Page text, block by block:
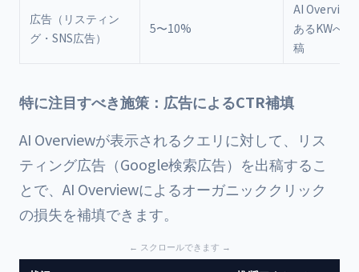
広告（リスティン
グ・SNS広告）
5〜10%
AI Overview
あるKWへの
稿
特に注目すべき施策：広告によるCTR補填
AI Overviewが表示されるクエリに対して、リス
ティング広告（Google検索広告）を出稿するこ
とで、AI Overviewによるオーガニッククリック
の損失を補填できます。